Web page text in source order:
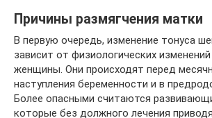
Причины размягчения матки
В первую очередь, изменение тонуса
зависит от физиологических
женщины. Они происходят перед
наступления беременности и в
Более опасными считаются
которые без должного лечения